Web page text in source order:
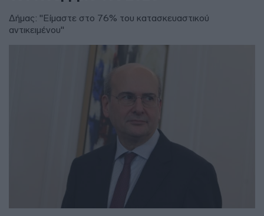
Δήμας: "Είμαστε στο 76% του κατασκευαστικού
αντικειμένου"